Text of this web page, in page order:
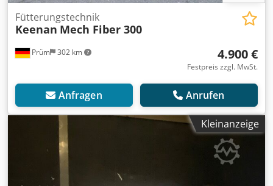
Prüm 302 km
Fütterungstechnik
Keenan Mech Fiber 300
4.900 €
Festpreis zzgl. MwSt.
Anfragen Anrufen
Kleinanzeige